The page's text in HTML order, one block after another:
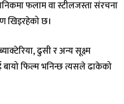
फलाम वा स्टीलजस्ता संरचना
खिइरहेको छ।
ढुसी र अन्य सूक्ष्म
फिल्म भनिन्छ त्यसले ढाकेको